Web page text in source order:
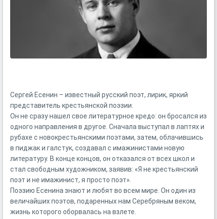
Сергей Есенин – известный русский поэт, лирик, яркий
представитель крестьянской поэзии.
Он не сразу нашел свое литературное кредо: он бросался из
одного направления в другое. Сначала выступал в лаптях и
рубахе с новокрестьянскими поэтами, затем, облачившись
в пиджак и галстук, создавал с имажинистами новую
литературу. В конце концов, он отказался от всех школ и
стал свободным художником, заявив: «Я не крестьянский
поэт и не имажинист, я просто поэт».
Поэзию Есенина знают и любят во всем мире. Он один из
величайших поэтов, подаренных нам Серебряным веком,
жизнь которого оборвалась на взлете.